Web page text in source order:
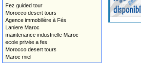
Fez guided tour
Morocco desert tours
Agence immobilière à Fés
Laniere Maroc
maintenance industrielle Maroc
ecole privée a fes
Morocco desert tours
Maroc miel